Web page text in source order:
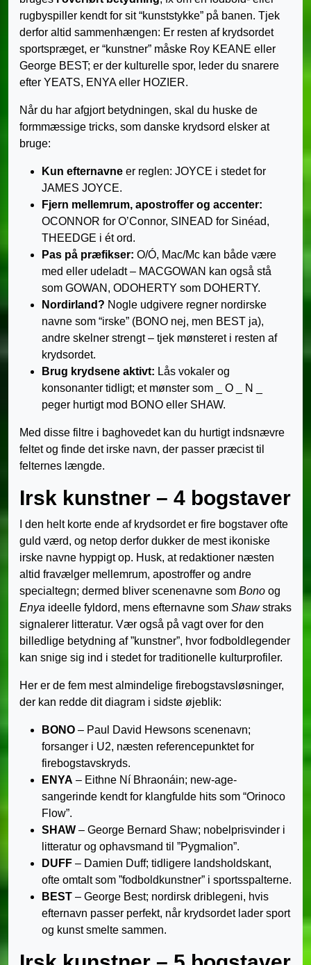
rugbyspiller kendt for sit “kunststykke” på banen. Tjek
derfor altid sammenhængen: Er resten af krydsordet
sportspræget, er “kunstner” måske Roy KEANE eller
George BEST; er der kulturelle spor, leder du snarere
efter YEATS, ENYA eller HOZIER.
Når du har afgjort betydningen, skal du huske de
formmæssige tricks, som danske krydsord elsker at
bruge:
Kun efternavne er reglen: JOYCE i stedet for
JAMES JOYCE.
Fjern mellemrum, apostroffer og accenter:
OCONNOR for O’Connor, SINEAD for Sinéad,
THEEDGE i ét ord.
Pas på præfikser: O/Ó, Mac/Mc kan både være
med eller udeladt – MACGOWAN kan også stå
som GOWAN, ODOHERTY som DOHERTY.
Nordirland? Nogle udgivere regner nordirske
navne som “irske” (BONO nej, men BEST ja),
andre skelner strengt – tjek mønsteret i resten af
krydsordet.
Brug krydsene aktivt: Lås vokaler og
konsonanter tidligt; et mønster som _ O _ N _
peger hurtigt mod BONO eller SHAW.
Med disse filtre i baghovedet kan du hurtigt indsnævre
feltet og finde det irske navn, der passer præcist til
felternes længde.
Irsk kunstner – 4 bogstaver
I den helt korte ende af krydsordet er fire bogstaver ofte
guld værd, og netop derfor dukker de mest ikoniske
irske navne hyppigt op. Husk, at redaktioner næsten
altid fravælger mellemrum, apostroffer og andre
specialtegn; dermed bliver scenenavne som Bono og
Enya ideelle fyldord, mens efternavne som Shawstraks
signalerer litteratur. Vær også på vagt over for den
billedlige betydning af ”kunstner”, hvor fodboldlegender
kan snige sig ind i stedet for traditionelle kulturprofiler.
Her er de fem mest almindelige firebogstavsløsninger,
der kan redde dit diagram i sidste øjeblik:
BONO – Paul David Hewsons scenenavn;
forsanger i U2, næsten referencepunktet for
firebogstavskryds.
ENYA – Eithne Ní Bhraonáin; new-age-
sangerinde kendt for klangfulde hits som “Orinoco
Flow”.
SHAW – George Bernard Shaw; nobelprisvinder i
litteratur og ophavsmand til ”Pygmalion”.
DUFF – Damien Duff; tidligere landsholdskant,
ofte omtalt som ”fodboldkunstner” i sportsspalterne.
BEST – George Best; nordirsk driblegeni, hvis
efternavn passer perfekt, når krydsordet lader sport
og kunst smelte sammen.